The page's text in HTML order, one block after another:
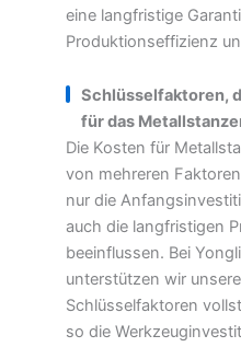
eine langfristige
Produktionseffizienz
Schlüsselfaktoren,
für das
Die Kosten für
von mehreren
nur die
auch die langfristigen
beeinflussen. Bei
unterstützen wir
Schlüsselfaktoren
so die